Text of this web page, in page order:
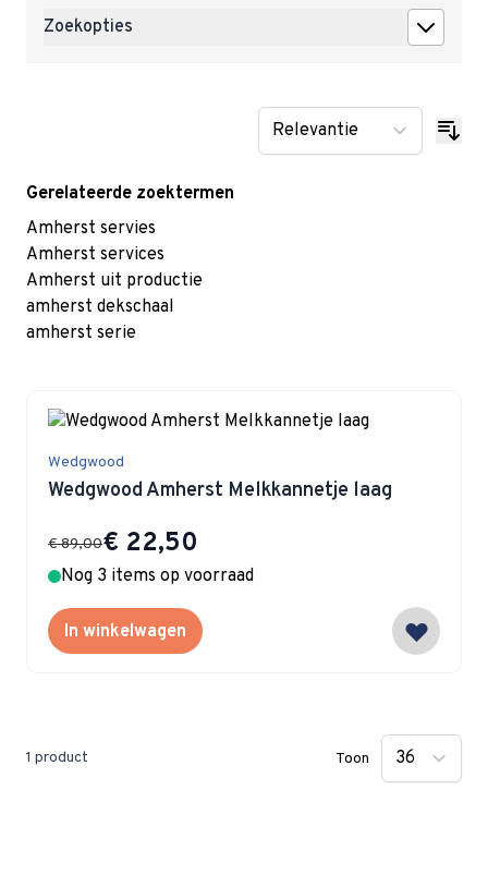
Gerelateerde zoektermen
Amherst servies
Amherst services
Amherst uit productie
amherst dekschaal
amherst serie
Wedgwood
Wedgwood Amherst Melkkannetje laag
Special Price
€ 22,50
€ 89,00
Nog 3 items op voorraad
In winkelwagen
1 product Toon
Zoekopties